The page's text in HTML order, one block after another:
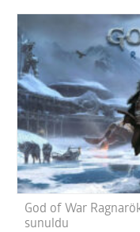
God of War
sunuldu